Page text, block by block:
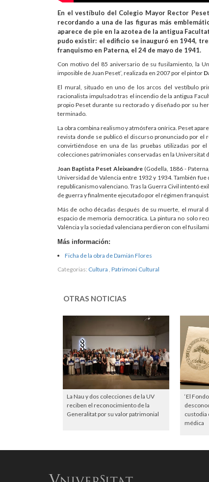
En el vestíbulo del Colegio Mayor Rector
recordando a una de las figuras más
aparece de pie en la azotea de la antigua
pudo existir: el edificio se inauguró en 1944,
franquismo en Paterna, el 24 de mayo de 1941.
Con motivo del 85 aniversario de su fusilamiento, la
imposible de Juan Peset’, realizada en 2007 por el pintor
El mural, situado en uno de los arcos del vestíbulo
racionalista impulsado tras el incendio de la antigua
propio Peset durante su rectorado y diseñado por su
terminado.
La obra combina realismo y atmósfera onírica. Peset
revista donde se publicó el discurso pronunciado por el
convirtiéndose en una de las pruebas utilizadas por
colecciones patrimoniales conservadas en la Universitat
Joan Baptista Peset Aleixandre(Godella, 1886 -
Universidad de Valencia entre 1932 y 1934. También fue
republicanismo valenciano. Tras la Guerra Civil intentó
de guerra y finalmente ejecutado por el régimen
Más de ocho décadas después de su muerte, el mural
espacio de memoria democrática. La pintura no solo
València y la sociedad valenciana perdieron con el
Más información:
Ficha de la obra de Damián Flores
Categorias: Cultura Patrimoni Cultural
OTRAS NOTICIAS
La Nau y dos colecciones de la UV
reciben el reconocimiento de la
Generalitat por su valor patrimonial
‘El
custodia
médica